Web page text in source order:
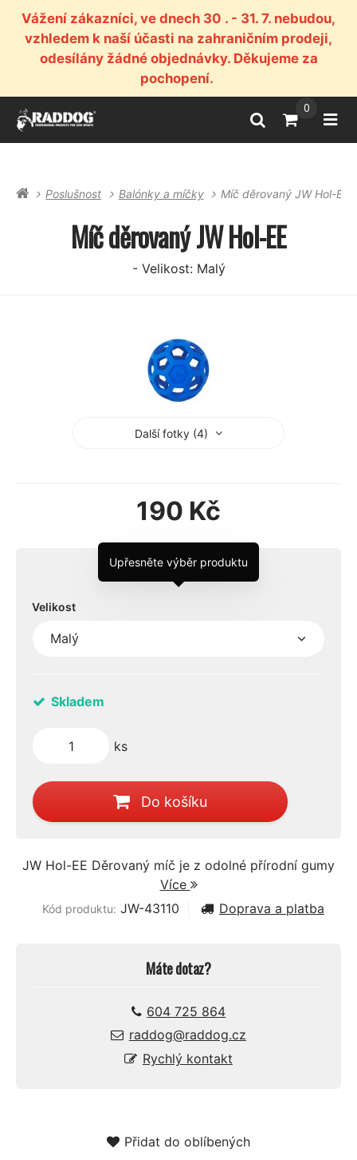
Vážení zákazníci, ve dnech 30 . - 31. 7. nebudou,
vzhledem k naší účasti na zahraničním prodeji,
odesílány žádné objednávky. Děkujeme za
pochopení.
VyhledatPřejít do
0
Poslušnost Balónky a míčky Míč děrovaný JW Hol-EE
Míč děrovaný JW Hol-EE
- Velikost: Malý
Další fotky (4)
190 Kč
Upřesněte výběr produktu
Velikost
Skladem
ks
Do košíku
JW Hol-EE Děrovaný míč je z odolné přírodní gumy
Více
Kód produktu: JW-43110 Doprava a platba
Máte dotaz?
604 725 864
raddog@raddog.cz
Rychlý kontakt
Přidat do oblíbených